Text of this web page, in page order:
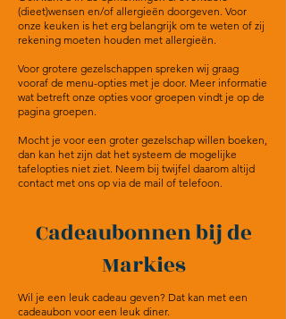
(dieet)wensen en/of allergieën doorgeven. Voor
onze keuken is het erg belangrijk om te weten of zij
rekening moeten houden met allergieën.
Voor grotere gezelschappen spreken wij graag
vooraf de menu-opties met je door. Meer informatie
wat betreft onze opties voor groepen vindt je op de
pagina groepen.
Mocht je voor een groter gezelschap willen boeken,
dan kan het zijn dat het systeem de mogelijke
tafelopties niet ziet. Neem bij twijfel daarom altijd
contact met ons op via de mail of telefoon.
Cadeaubonnen bij de
Markies
Wil je een leuk cadeau geven? Dat kan met een
cadeaubon voor een leuk diner.